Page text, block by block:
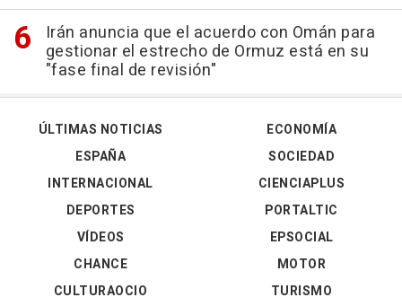
Irán anuncia que el acuerdo con Omán para
gestionar el estrecho de Ormuz está en su
"fase final de revisión"
ÚLTIMAS NOTICIAS
ESPAÑA
INTERNACIONAL
DEPORTES
VÍDEOS
ECONOMÍA
SOCIEDAD
CIENCIAPLUS
PORTALTIC
EPSOCIAL
CHANCE
CULTURAOCIO
MOTOR
TURISMO